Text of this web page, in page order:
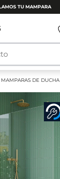
TU MAMPARA
MAMPARAS DE DUCHA